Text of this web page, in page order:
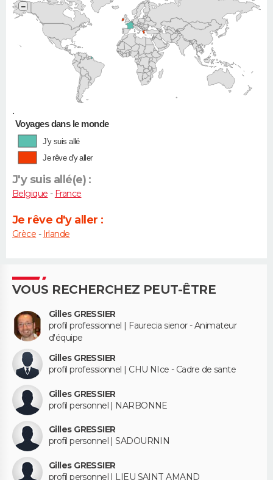
•
−
Voyages dans le monde
J'y suis allé
Je rêve d'y aller
J'y suis allé(e) :
Belgique - France
Je rêve d'y aller :
Grèce - Irlande
VOUS RECHERCHEZ PEUT-ÊTRE
Gilles GRESSIER
profil professionnel | Faurecia sienor - Animateur
d'équipe
Gilles GRESSIER
profil professionnel | CHU NIce - Cadre de sante
Gilles GRESSIER
profil personnel | NARBONNE
Gilles GRESSIER
profil personnel | SADOURNIN
Gilles GRESSIER
profil personnel | LIEU SAINT AMAND